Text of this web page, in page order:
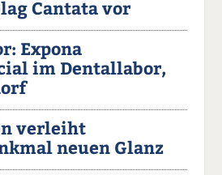
Cantata vor
Expona
im Dentallabor,
verleiht
neuen Glanz